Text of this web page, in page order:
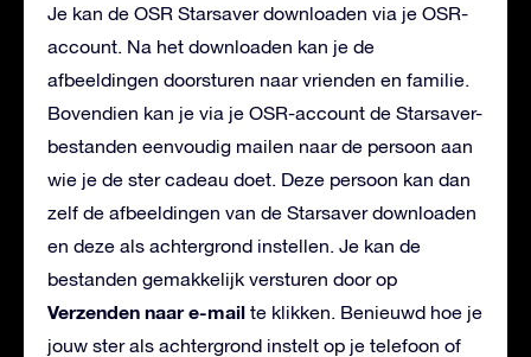
Je kan de OSR Starsaver downloaden via je OSR-
account. Na het downloaden kan je de
afbeeldingen doorsturen naar vrienden en familie.
Bovendien kan je via je OSR-account de Starsaver-
bestanden eenvoudig mailen naar de persoon aan
wie je de ster cadeau doet. Deze persoon kan dan
zelf de afbeeldingen van de Starsaver downloaden
en deze als achtergrond instellen. Je kan de
bestanden gemakkelijk versturen door op
Verzenden naar e-mail te klikken. Benieuwd hoe je
jouw ster als achtergrond instelt op je telefoon of